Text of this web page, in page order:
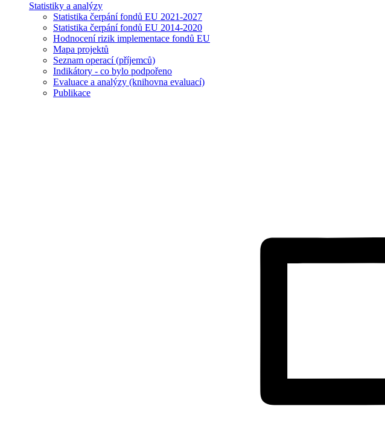
Statistiky a analýzy
Statistika čerpání fondů EU 2021-2027
Statistika čerpání fondů EU 2014-2020
Hodnocení rizik implementace fondů EU
Mapa projektů
Seznam operací (příjemců)
Indikátory - co bylo podpořeno
Evaluace a analýzy (knihovna evaluací)
Publikace